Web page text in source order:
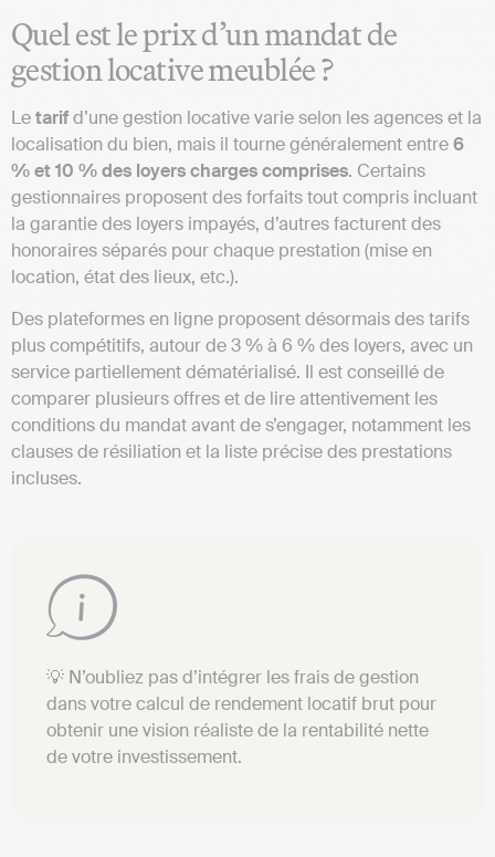
Quel est le prix d’un mandat de
gestion locative meublée ?
Letarifd’une gestion locative varie selon les agences et la
localisation du bien, mais il tourne généralement entre6
% et 10 % des loyers charges comprises. Certains
gestionnaires proposent des forfaits tout compris incluant
la garantie des loyers impayés, d’autres facturent des
honoraires séparés pour chaque prestation (mise en
location, état des lieux, etc.).
Des plateformes en ligne proposent désormais des tarifs
plus compétitifs, autour de 3 % à 6 % des loyers, avec un
service partiellement dématérialisé. Il est conseillé de
comparer plusieurs offres et de lire attentivement les
conditions du mandat avant de s’engager, notamment les
clauses de résiliation et la liste précise des prestations
incluses.
💡 N’oubliez pas d’intégrer les frais de gestion
dans votre calcul de rendement locatif brut pour
obtenir une vision réaliste de la rentabilité nette
de votre investissement.